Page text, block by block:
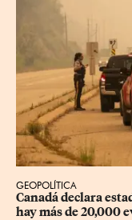
GEOPOLÍTICA
Canadá declara
hay más de 20,000